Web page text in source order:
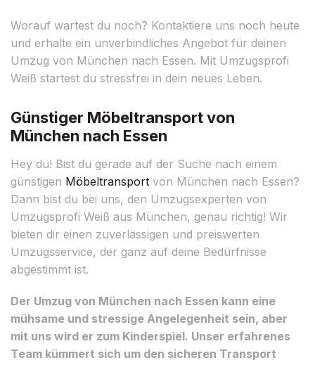
Worauf wartest du noch? Kontaktiere uns noch heute
und erhalte ein unverbindliches Angebot für deinen
Umzug von München nach Essen. Mit Umzugsprofi
Weiß startest du stressfrei in dein neues Leben.
Günstiger Möbeltransport von
München nach Essen
Hey du! Bist du gerade auf der Suche nach einem
günstigen Möbeltransport von München nach Essen?
Dann bist du bei uns, den Umzugsexperten von
Umzugsprofi Weiß aus München, genau richtig! Wir
bieten dir einen zuverlässigen und preiswerten
Umzugsservice, der ganz auf deine Bedürfnisse
abgestimmt ist.
Der Umzug von München nach Essen kann eine
mühsame und stressige Angelegenheit sein, aber
mit uns wird er zum Kinderspiel. Unser erfahrenes
Team kümmert sich um den sicheren Transport